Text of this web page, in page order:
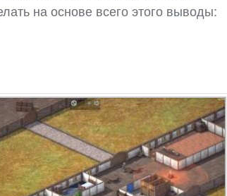
на основе всего этого выводы: